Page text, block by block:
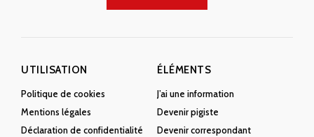
UTILISATION
Politique de cookies
Mentions légales
Déclaration de confidentialité
ÉLÉMENTS
J’ai une information
Devenir pigiste
Devenir correspondant